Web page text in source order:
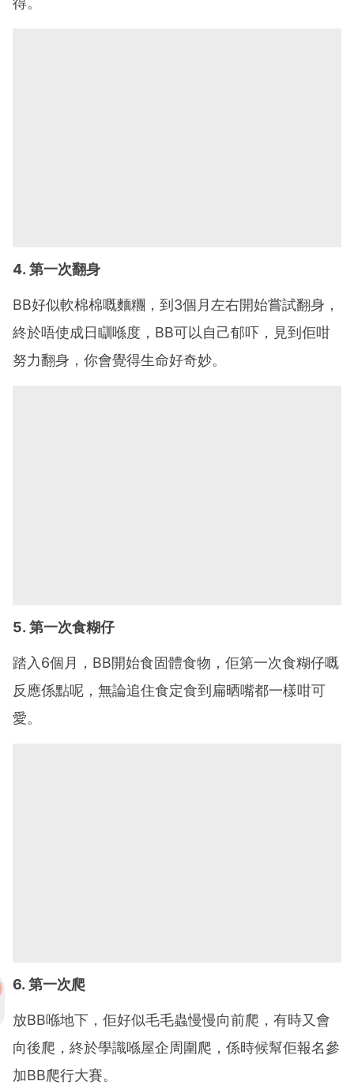
4. 第一次翻身
BB好似軟棉棉嘅麵糰，到3個月左右開始嘗試翻身，
終於唔使成日瞓喺度，BB可以自己郁吓，見到佢咁
努力翻身，你會覺得生命好奇妙。
5. 第一次食糊仔
踏入6個月，BB開始食固體食物，佢第一次食糊仔嘅
反應係點呢，無論追住食定食到扁晒嘴都一樣咁可
愛。
6. 第一次爬
放BB喺地下，佢好似毛毛蟲慢慢向前爬，有時又會
向後爬，終於學識喺屋企周圍爬，係時候幫佢報名參
加BB爬行大賽。